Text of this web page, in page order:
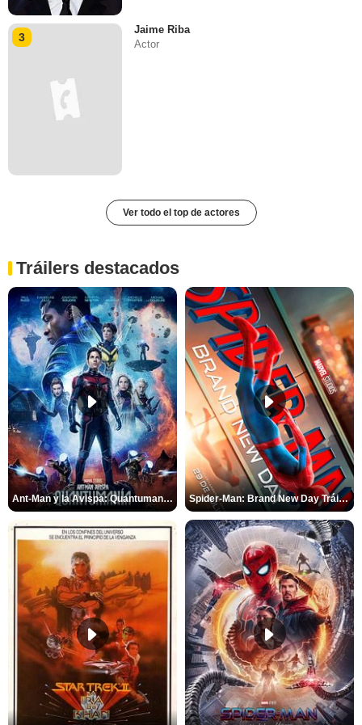
3
Jaime Riba
Actor
Ver todo el top de actores
Tráilers destacados
Ant-Man y la Avispa: Quantumanía Tráiler (2) Spider-Man: Brand New Day Tráiler (3)